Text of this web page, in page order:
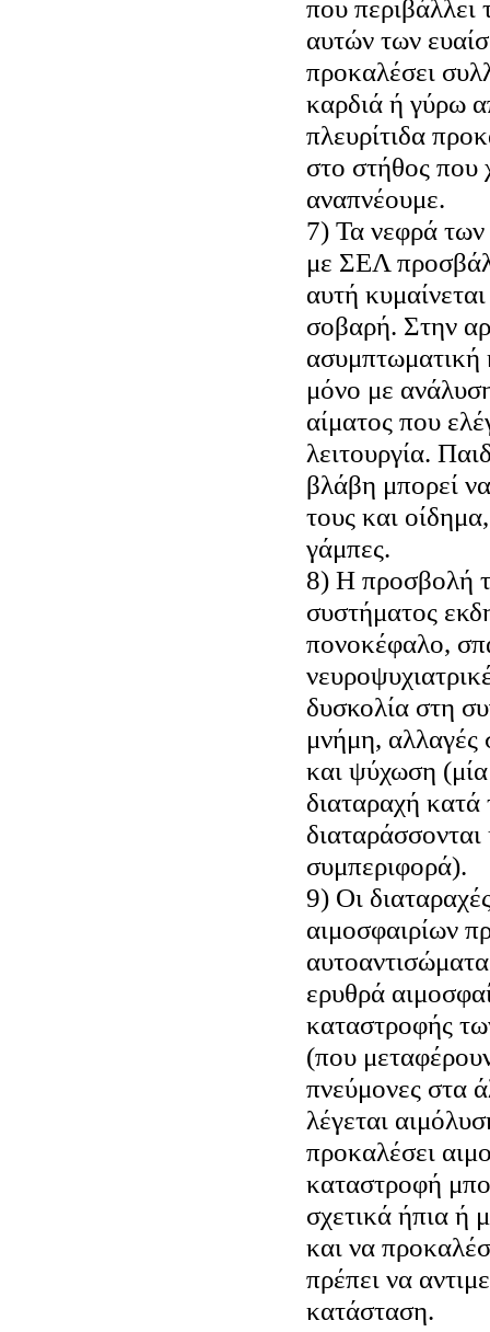
που
αυτών των
προκαλέσει
καρδιά ή γύρω
πλευρίτιδα
στο στήθος που
αναπνέουμε.
7) Τα νεφρά των
με ΣΕΛ
αυτή
σοβαρή. Στην
ασυμπτωματική
μόνο με
αίματος που
λειτουργία.
βλάβη μπορεί
τους και
γάμπες.
8) Η προσβολή
συστήματος
πονοκέφαλο,
δυσκολία στη
μνήμη, αλλαγές
και ψύχωση
διαταραχή κατά
συμπεριφορά).
9) Οι
αιμοσφαιρίων
ερυθρά
καταστροφής
(που
πνεύμονες στα
λέγεται
προκαλέσει
καταστροφή
σχετικά ήπια ή
και να
πρέπει να
κατάσταση.